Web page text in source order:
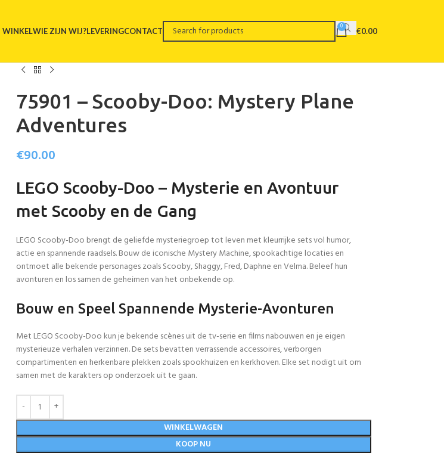
WINKELWIE ZIJN WIJ?LEVERINGCONTACT 0 €0.00
75901 – Scooby-Doo: Mystery Plane
Adventures
€90.00
LEGO Scooby-Doo – Mysterie en Avontuur
met Scooby en de Gang
LEGO Scooby-Doo brengt de geliefde mysteriegroep tot leven met kleurrijke sets vol humor,
actie en spannende raadsels. Bouw de iconische Mystery Machine, spookachtige locaties en
ontmoet alle bekende personages zoals Scooby, Shaggy, Fred, Daphne en Velma. Beleef hun
avonturen en los samen de geheimen van het onbekende op.
Bouw en Speel Spannende Mysterie-Avonturen
Met LEGO Scooby-Doo kun je bekende scènes uit de tv-serie en films nabouwen en je eigen
mysterieuze verhalen verzinnen. De sets bevatten verrassende accessoires, verborgen
compartimenten en herkenbare plekken zoals spookhuizen en kerkhoven. Elke set nodigt uit om
samen met de karakters op onderzoek uit te gaan.
WINKELWAGEN
KOOP NU